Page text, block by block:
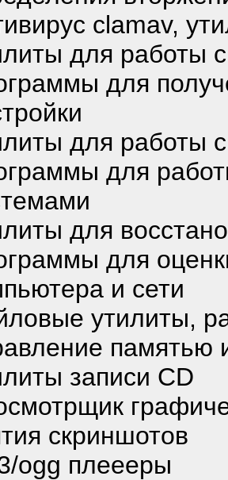
clamav,
для работы
для
для работы
для
для
для
и сети
утилиты,
памятью
записи CD
скриншотов
ogg плеееры